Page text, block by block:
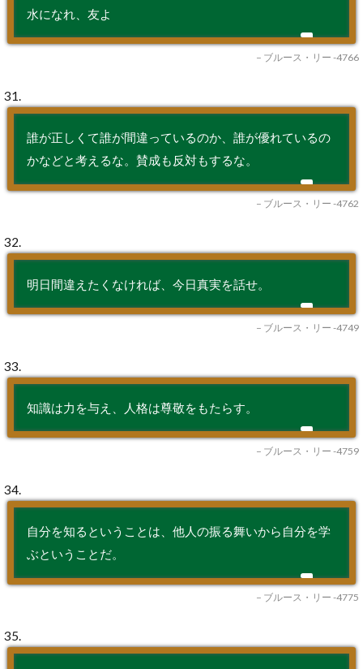
水になれ、友よ
– ブルース・リー -4766
31.
誰が正しくて誰が間違っているのか、誰が優れているの
かなどと考えるな。賛成も反対もするな。
– ブルース・リー -4762
32.
明日間違えたくなければ、今日真実を話せ。
– ブルース・リー -4749
33.
知識は力を与え、人格は尊敬をもたらす。
– ブルース・リー -4759
34.
自分を知るということは、他人の振る舞いから自分を学
ぶということだ。
– ブルース・リー -4775
35.